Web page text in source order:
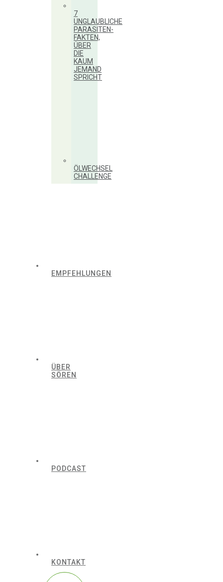
7
UNGLAUBLICHE
PARASITEN-
FAKTEN,
ÜBER
DIE
KAUM
JEMAND
SPRICHT
ÖLWECHSEL
CHALLENGE
EMPFEHLUNGEN
ÜBER
SÖREN
PODCAST
KONTAKT